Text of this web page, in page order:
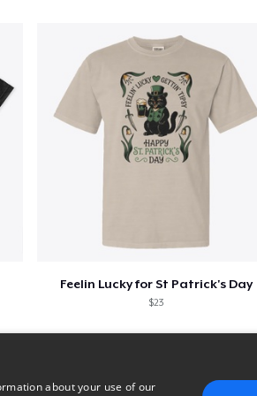
Feelin Lucky for St Patrick's Day
$23
about your use of our